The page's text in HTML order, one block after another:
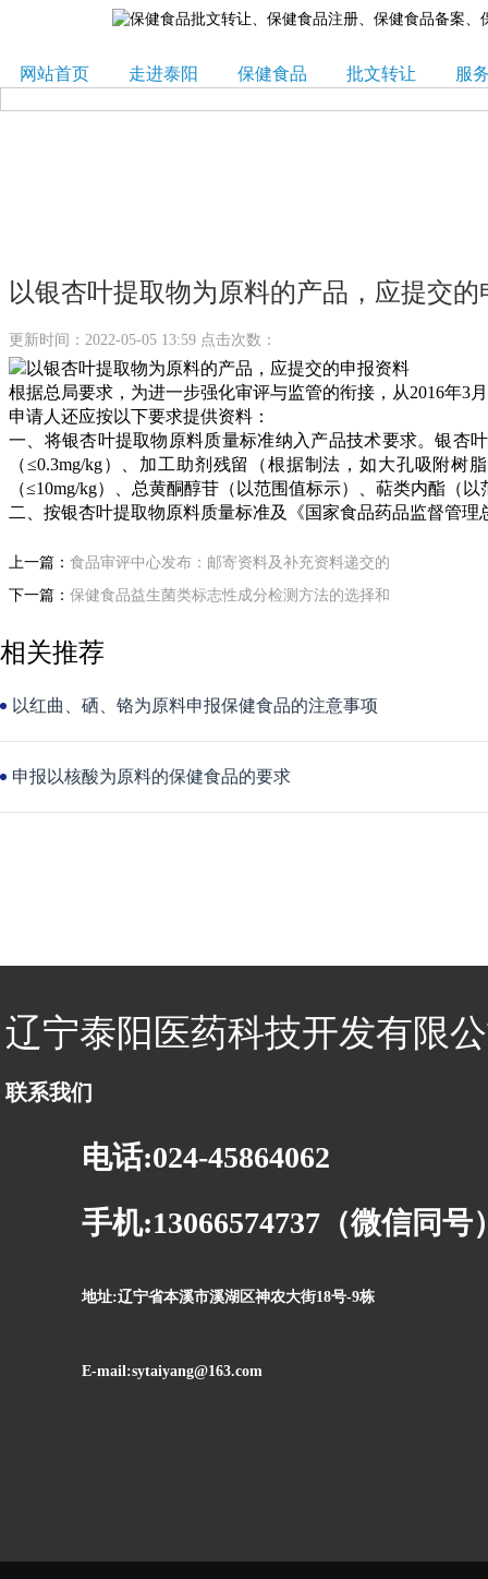
网站首页 走进泰阳 保健食品 批文转让 服
以银杏叶提取物为原料的产品，应提交的
更新时间：2022-05-05 13:59 点击次数：
根据总局要求，为进一步强化审评与监管的衔接，从2016年3
申请人还应按以下要求提供资料：
一、将银杏叶提取物原料质量标准纳入产品技术要求。银杏
（≤0.3mg/kg）、加工助剂残留（根据制法，如大孔吸附
（≤10mg/kg）、总黄酮醇苷（以范围值标示）、萜类内酯（
二、按银杏叶提取物原料质量标准及《国家食品药品监督管
上一篇： 食品审评中心发布：邮寄资料及补充资料递交的
下一篇： 保健食品益生菌类标志性成分检测方法的选择和
相关推荐
以红曲、硒、铬为原料申报保健食品的注意事项
申报以核酸为原料的保健食品的要求
辽宁泰阳医药科技开发有限
联系我们
电话:024-45864062
手机:13066574737（微信同号
地址:辽宁省本溪市溪湖区神农大街18号-9栋
E-mail:sytaiyang@163.com